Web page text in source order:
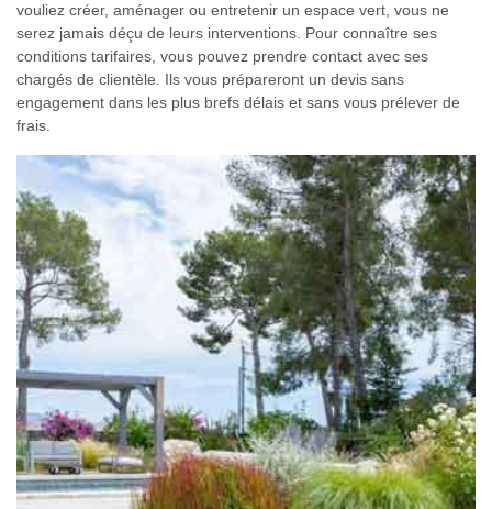
vouliez créer, aménager ou entretenir un espace vert, vous ne
serez jamais déçu de leurs interventions. Pour connaître ses
conditions tarifaires, vous pouvez prendre contact avec ses
chargés de clientèle. Ils vous prépareront un devis sans
engagement dans les plus brefs délais et sans vous prélever de
frais.